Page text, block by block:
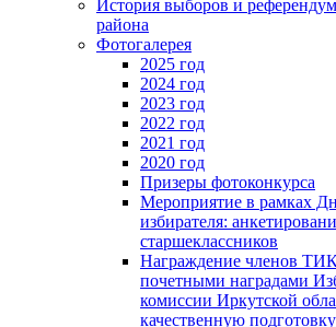
История выборов и
района
Фотогалерея
2025 год
2024 год
2023 год
2022 год
2021 год
2020 год
Призеры фотоконкурса
Мероприятие в рамках
избирателя:
старшеклассников
Награждение членов
почетными наградами
комиссии Иркутской
качественную